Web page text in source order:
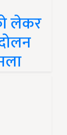
लेकर